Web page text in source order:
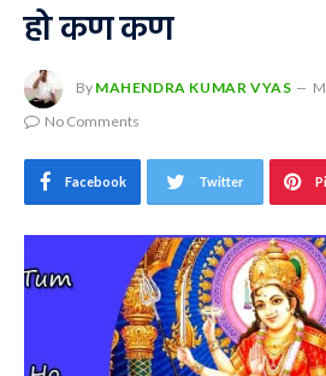
हो कण कण
By MAHENDRA KUMAR VYAS
No Comments
Facebook Twitter